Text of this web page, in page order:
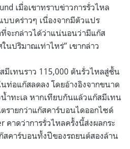
เมื่อเขาทราบข่าวการรั่วไหล
บคร่าวๆ เนื่องจากมีตัวแปร
จะกล่าวได้ว่าแน่นอนว่ามีแก๊ส
นปริมาณเท่าไหร่” เขากล่าว
มีเทนราว 115,000 ตันรั่วไหลสู่ชั้น
ท่อแก๊สลดลง โดยอ้างอิงจากขนาด
ำทะเล หากเทียบกันแล้วแก๊สมีเทน
รายกว่าแก๊สคาร์บอนไดออกไซด์
คาดว่าการรั่วไหลครั้งนี้ส่งผลกระ
คาร์บอนทั้งปีของรถยนต์สองล้าน